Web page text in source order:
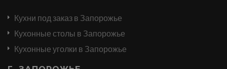
Кухни под заказ в Запорожье
Кухонные столы в Запорожье
Кухонные уголки в Запорожье